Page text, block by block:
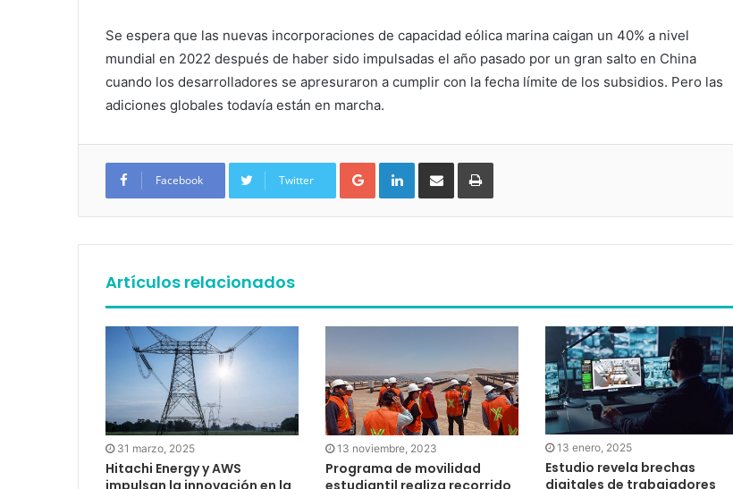
Se espera que las nuevas incorporaciones de capacidad eólica marina caigan un 40% a nivel
mundial en 2022 después de haber sido impulsadas el año pasado por un gran salto en China
cuando los desarrolladores se apresuraron a cumplir con la fecha límite de los subsidios. Pero las
adiciones globales todavía están en marcha.
Facebook Twitter
Google+ LinkedIn
Artículos relacionados
31 marzo, 2025
Hitachi Energy y AWS
impulsan la innovación en la
13 noviembre, 2023
Programa de movilidad
estudiantil realiza recorrido
13 enero, 2025
Estudio revela brechas
digitales de trabajadores